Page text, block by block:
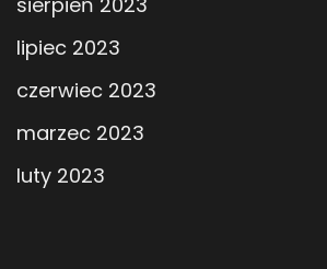
lipiec 2023
czerwiec 2023
marzec 2023
luty 2023